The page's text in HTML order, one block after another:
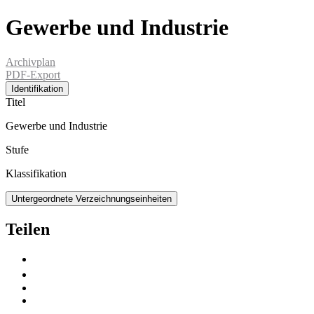
Gewerbe und Industrie
Archivplan
PDF-Export
Identifikation
Titel
Gewerbe und Industrie
Stufe
Klassifikation
Untergeordnete Verzeichnungseinheiten
Teilen